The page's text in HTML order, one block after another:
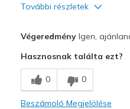
További részletek
Kontra
Not too stylish
VégeredményIgen,
Hasznosnak találta ezt?
0 0
Beszámoló Megjelölése